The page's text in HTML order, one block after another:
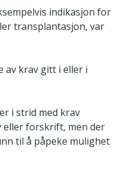
indikasjon for
transplantasjon, var
av krav gitt i eller i
i strid med krav
eller forskrift, men der
til å påpeke mulighet